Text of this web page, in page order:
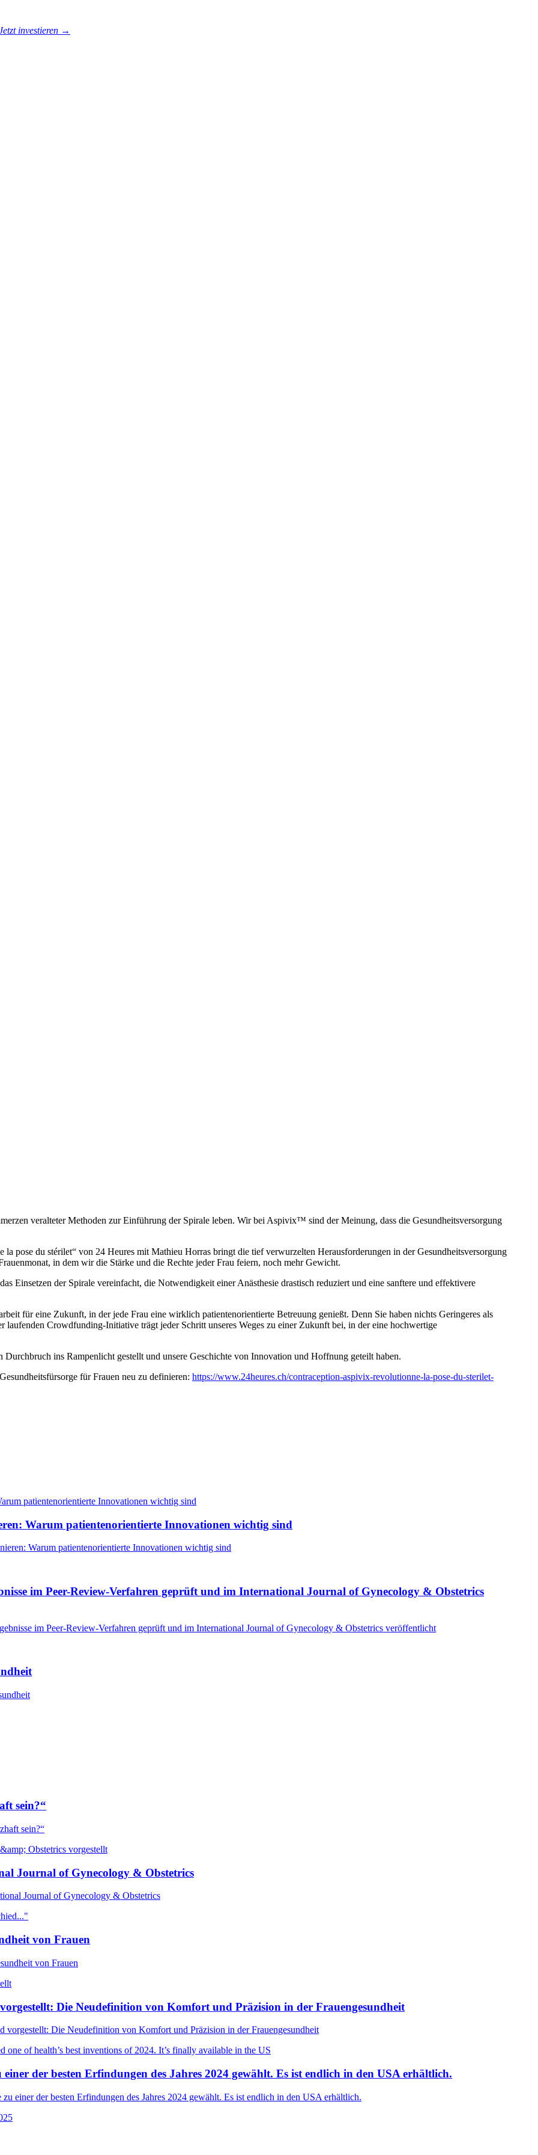
investieren →
veralteter Methoden zur Einführung der Spirale leben. Wir bei Aspivix™ sind der Meinung, dass die Gesundheitsversorgung
pose du stérilet“ von 24 Heures mit Mathieu Horras bringt die tief verwurzelten Herausforderungen in der Gesundheitsversorgung
in dem wir die Stärke und die Rechte jeder Frau feiern, noch mehr Gewicht.
Einsetzen der Spirale vereinfacht, die Notwendigkeit einer Anästhesie drastisch reduziert und eine sanftere und effektivere
für eine Zukunft, in der jede Frau eine wirklich patientenorientierte Betreuung genießt. Denn Sie haben nichts Geringeres als
laufenden Crowdfunding-Initiative trägt jeder Schritt unseres Weges zu einer Zukunft bei, in der eine hochwertige
Durchbruch ins Rampenlicht gestellt und unsere Geschichte von Innovation und Hoffnung geteilt haben.
für Frauen neu zu definieren: https://www.24heures.ch/contraception-aspivix-revolutionne-la-pose-du-sterilet-
Warum patientenorientierte Innovationen wichtig sind
Warum patientenorientierte Innovationen wichtig sind
im Peer-Review-Verfahren geprüft und im International Journal of Gynecology & Obstetrics
im Peer-Review-Verfahren geprüft und im International Journal of Gynecology & Obstetrics veröffentlicht
sein?“
sein?“
Journal of Gynecology & Obstetrics
Journal of Gynecology & Obstetrics
von Frauen
von Frauen
Die Neudefinition von Komfort und Präzision in der Frauengesundheit
Die Neudefinition von Komfort und Präzision in der Frauengesundheit
der besten Erfindungen des Jahres 2024 gewählt. Es ist endlich in den USA erhältlich.
einer der besten Erfindungen des Jahres 2024 gewählt. Es ist endlich in den USA erhältlich.